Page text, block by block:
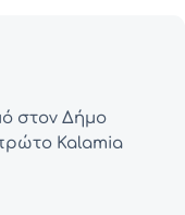
στον Δήμο
Kalamia